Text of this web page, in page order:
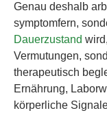
Genau deshalb
symptomfern,
Dauerzustand
Vermutungen,
therapeutisch
Ernährung,
körperliche